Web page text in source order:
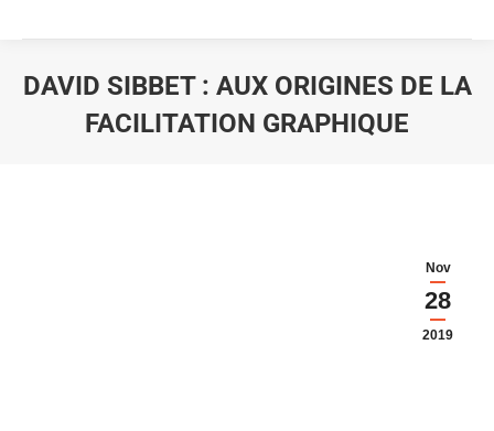
DAVID SIBBET : AUX ORIGINES DE LA
FACILITATION GRAPHIQUE
Nov
28
2019